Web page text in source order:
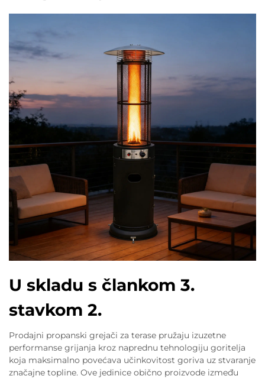
U skladu s člankom 3.
stavkom 2.
Prodajni propanski grejači za terase pružaju izuzetne
performanse grijanja kroz naprednu tehnologiju goritelja
koja maksimalno povećava učinkovitost goriva uz stvaranje
značajne topline. Ove jedinice obično proizvode između